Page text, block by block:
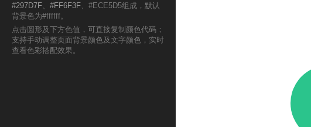
#297D7F、 #FF6F3F、#ECE5D5组成，默认
背景色为#ffffff。
点击圆形及下方色值，可直接复制颜色代码；
支持手动调整页面背景颜色及文字颜色，实时
查看色彩搭配效果。